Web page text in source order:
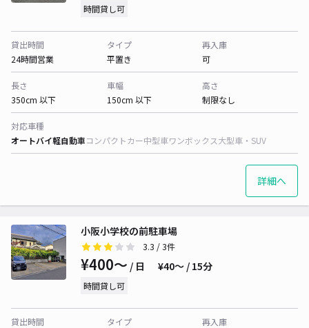
時間貸し可
貸出時間
24時間営業
タイプ
平置き
再入庫
可
長さ
350cm 以下
車幅
150cm 以下
高さ
制限なし
対応車種
オートバイ軽自動車コンパクトカー中型車ワンボックス大型車・SUV
詳細へ
小阪小学校の前駐車場
3.3 / 3件
¥400〜 / 日 ¥40〜 / 15分
時間貸し可
貸出時間
タイプ
再入庫